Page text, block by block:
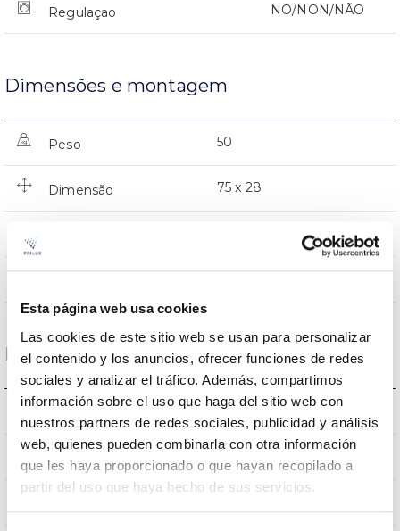
Esta página web usa cookies
Las cookies de este sitio web se usan para personalizar
el contenido y los anuncios, ofrecer funciones de redes
sociales y analizar el tráfico. Además, compartimos
información sobre el uso que haga del sitio web con
nuestros partners de redes sociales, publicidad y análisis
web, quienes pueden combinarla con otra información
que les haya proporcionado o que hayan recopilado a
partir del uso que haya hecho de sus servicios.
Regulaçao NO/NON/NÃO
Dimensões e montagem
Peso 50
Dimensão 75 x 28
NO/NON/NÃO
Dados ópticos
4.000K
CRI Índice de repr. cromática